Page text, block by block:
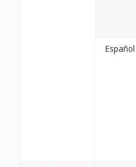
Español